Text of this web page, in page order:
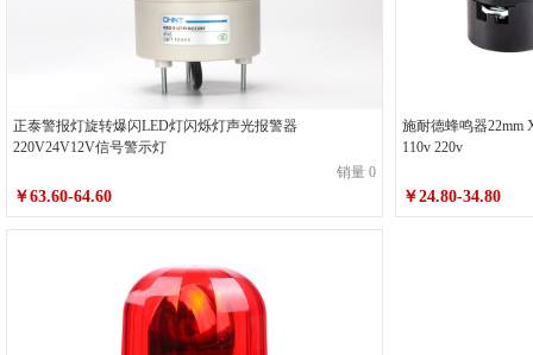
正泰警报灯旋转爆闪LED灯闪烁灯声光报警器
220V24V12V信号警示灯
销量 0
￥63.60-64.60
施耐德蜂鸣器22mm
110v 220v
￥24.80-34.80